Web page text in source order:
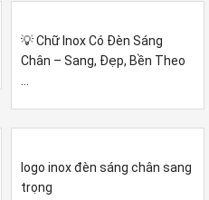
💡 Chữ Inox Có Đèn Sáng
Chân – Sang, Đẹp, Bền Theo
logo inox đèn sáng chân sang
trọng